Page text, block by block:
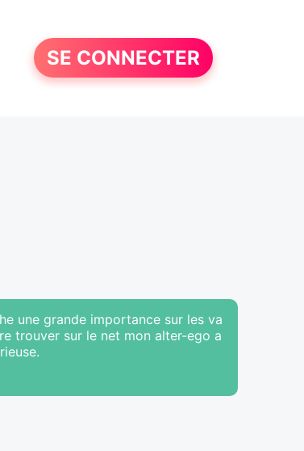
SE CONNECTER
une grande importance sur les va
trouver sur le net mon alter-ego a